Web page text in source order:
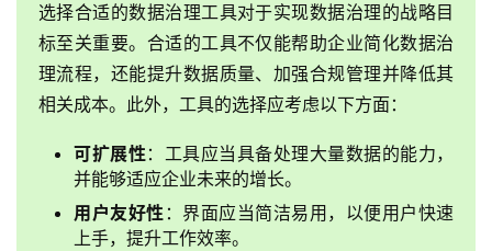
选择合适的数据治理工具对于实现数据治理的战略目
标至关重要。合适的工具不仅能帮助企业简化数据治
理流程，还能提升数据质量、加强合规管理并降低其
相关成本。此外，工具的选择应考虑以下方面：
可扩展性：工具应当具备处理大量数据的能力，
并能够适应企业未来的增长。
用户友好性 ：界面应当简洁易用，以便用户快速
上手，提升工作效率。